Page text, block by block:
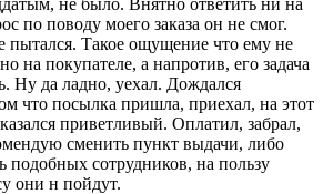
по поводу моего заказа он не смог.
пытался. Такое ощущение что ему не
на покупателе, а напротив, его задача
Ну да ладно, уехал. Дождался
что посылка пришла, приехал, на этот
приветливый. Оплатил, забрал,
сменить пункт выдачи, либо
подобных сотрудников, на пользу
они н пойдут.